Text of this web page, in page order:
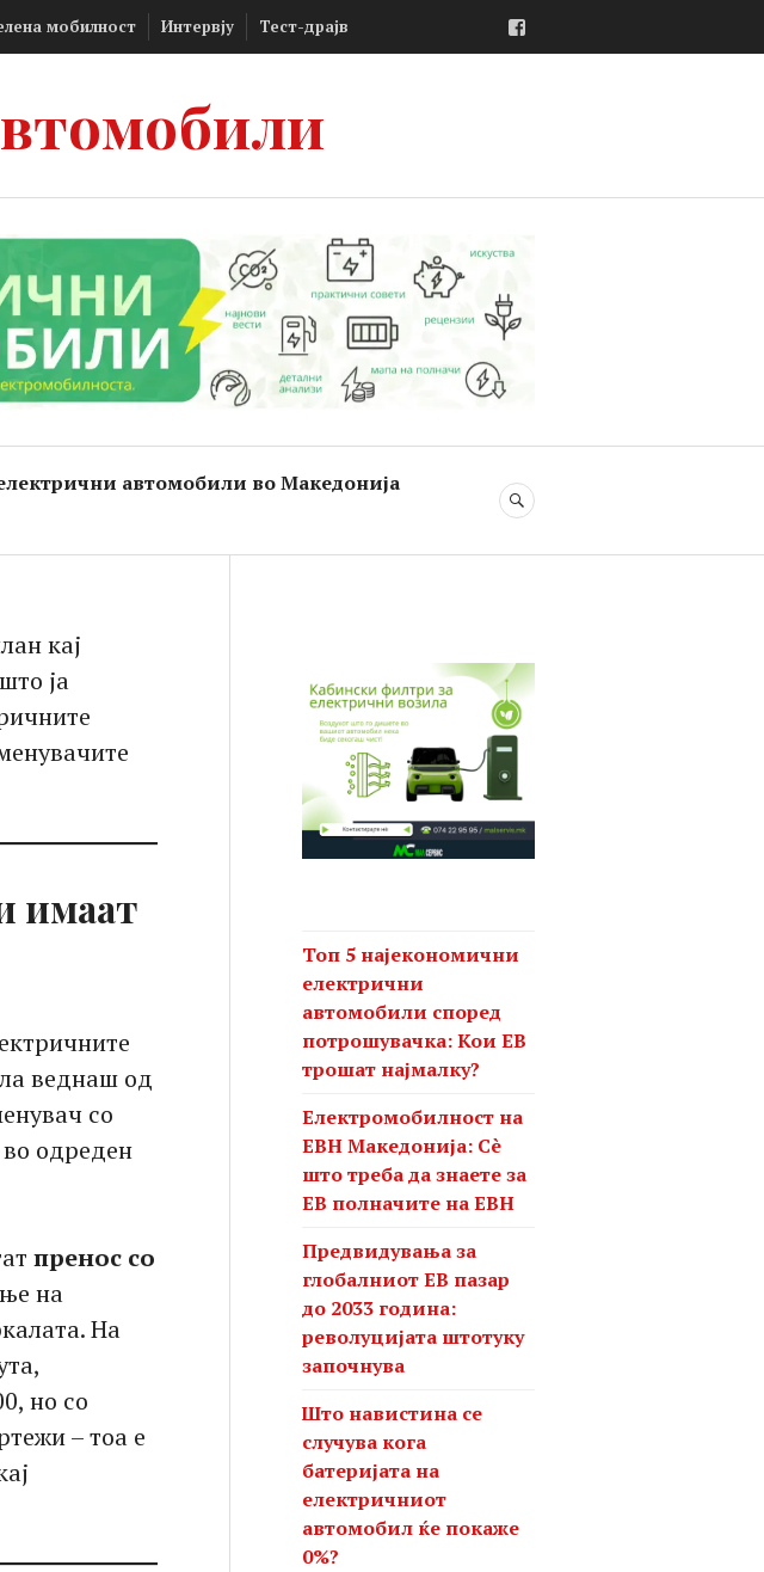
мобилност Интервју Тест-драјв
автомобили во Македонија
SEARCH
кај
ја
имаат
веднаш од
со
во одреден
пренос со
на
На
но со
– тоа е
Топ 5 најекономични
електрични
автомобили според
потрошувачка: Кои ЕВ
трошат најмалку?
Електромобилност на
ЕВН Македонија: Сè
што треба да знаете за
ЕВ полначите на ЕВН
Предвидувања за
глобалниот ЕВ пазар
до 2033 година:
револуцијата штотуку
започнува
Што навистина се
случува кога
батеријата на
електричниот
автомобил ќе покаже
0%?